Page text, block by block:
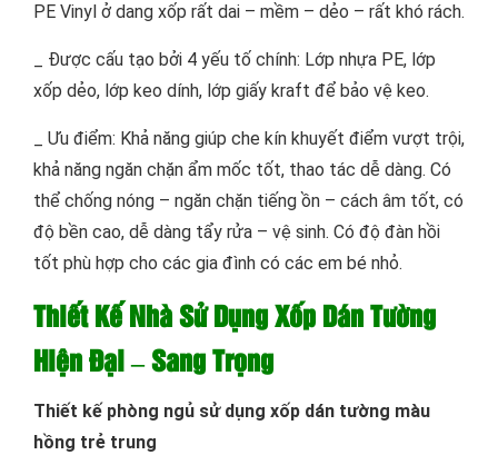
PE Vinyl ở dang xốp rất dai – mềm – dẻo – rất khó rách.
_ Được cấu tạo bởi 4 yếu tố chính: Lớp nhựa PE, lớp
xốp dẻo, lớp keo dính, lớp giấy kraft để bảo vệ keo.
_ Ưu điểm: Khả năng giúp che kín khuyết điểm vượt trội,
khả năng ngăn chặn ẩm mốc tốt, thao tác dễ dàng. Có
thể chống nóng – ngăn chặn tiếng ồn – cách âm tốt, có
độ bền cao, dễ dàng tẩy rửa – vệ sinh. Có độ đàn hồi
tốt phù hợp cho các gia đình có các em bé nhỏ.
Thiết Kế Nhà Sử Dụng Xốp Dán Tường
Hiện Đại – Sang Trọng
Thiết kế phòng ngủ sử dụng xốp dán tường màu
hồng trẻ trung